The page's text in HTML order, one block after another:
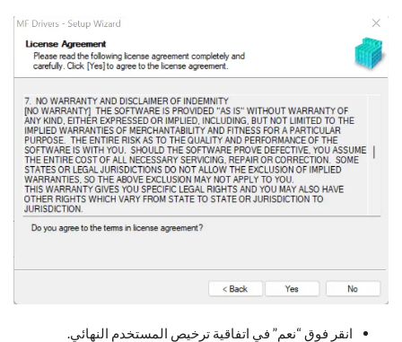
انقر فوق “نعم” في اتفاقية ترخيص المستخدم النهائي.